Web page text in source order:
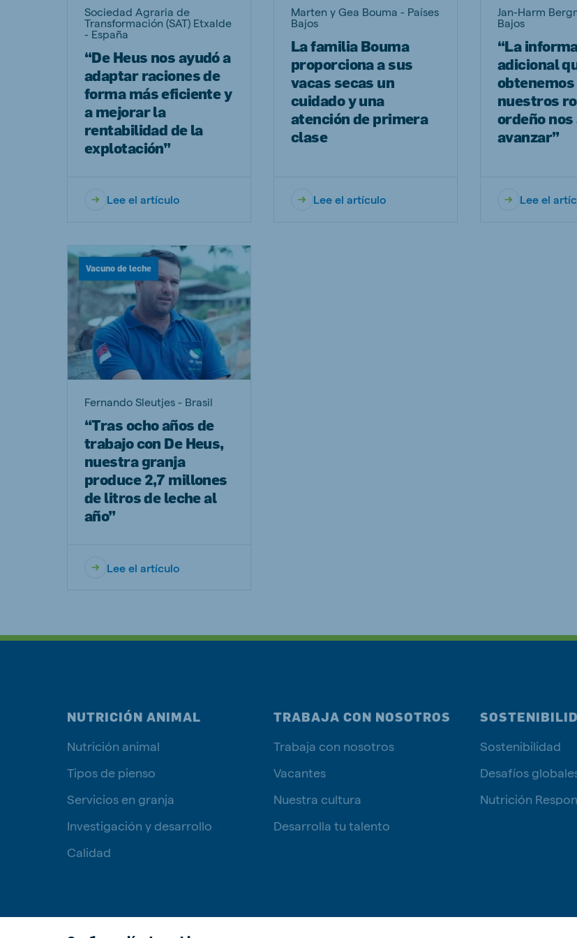
Sociedad Agraria de
Transformación (SAT) Etxalde
- España
“De Heus nos ayudó a
adaptar raciones de
forma más eficiente y
a mejorar la
rentabilidad de la
explotación”
Lee el artículo
Marten y Gea Bouma - Países
Bajos
La familia Bouma
proporciona a sus
vacas secas un
cuidado y una
atención de primera
clase
Lee el artículo
Jan-Harm
Bajos
“La
adicional
nuestros
ordeño nos
avanzar”
Lee el
Vacuno de leche
Fernando Sleutjes - Brasil
“Tras ocho años de
trabajo con De Heus,
nuestra granja
produce 2,7 millones
de litros de leche al
año”
Lee el artículo
NUTRICIÓN ANIMAL
Nutrición animal
Tipos de pienso
Servicios en granja
Investigación y desarrollo
Calidad
TRABAJA CON NOSOTROS
Trabaja con nosotros
Vacantes
Nuestra cultura
Desarrolla tu talento
Sostenibilidad
Desafíos
Nutrición